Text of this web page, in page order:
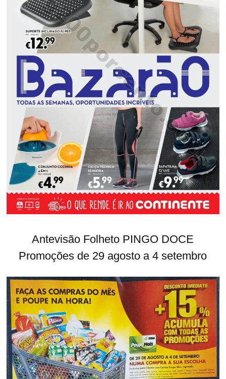
Antevisão Folheto PINGO DOCE
Promoções de 29 agosto a 4 setembro